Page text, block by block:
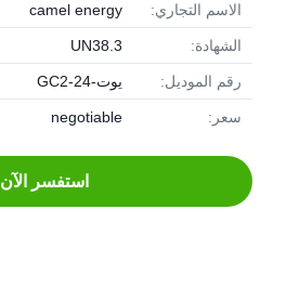
الاسم التجاري: camel energy
الشهادة: UN38.3
رقم الموديل: يوت-GC2-24
سعر: negotiable
استفسر الآن